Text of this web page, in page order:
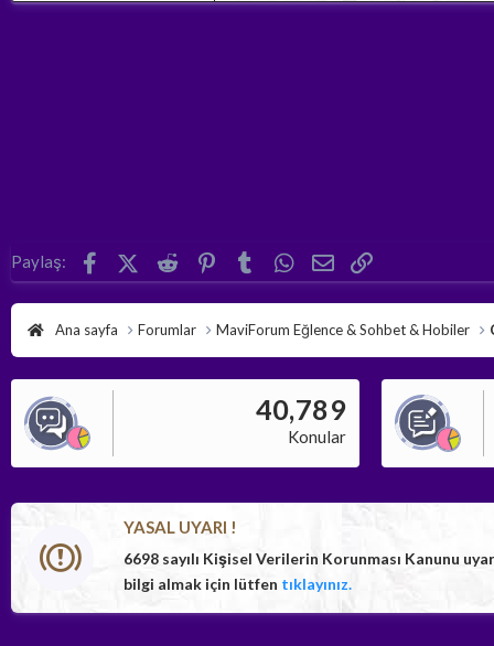
Paylaş: FacebookX (Twitter)
Reddit Pinterest
Tumblr WhatsApp
E-posta
Ana sayfa Forumlar MaviForum Eğlence & Sohbet & Hobiler
40,789
Konular
YASAL UYARI !
6698 sayılı Kişisel Verilerin Korunması Kanunu
bilgi almak için lütfen tıklayınız.